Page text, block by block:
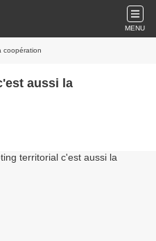
MENU
coopération
aussi la